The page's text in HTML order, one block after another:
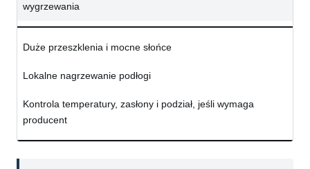
wygrzewania
Duże przeszklenia i mocne słońce
Lokalne nagrzewanie podłogi
Kontrola temperatury, zasłony i podział, jeśli wymaga
producent